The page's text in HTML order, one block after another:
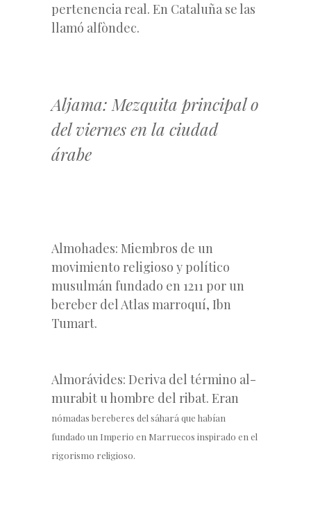
pertenencia real. En Cataluña se las
llamó alfòndec.
Aljama: Mezquita principal o
del viernes en la ciudad
árabe
Almohades: Miembros de un
movimiento religioso y político
musulmán fundado en 1211 por un
bereber del Atlas marroquí, Ibn
Tumart.
Almorávides: Deriva del término al-
murabit u hombre del ribat. Eran
nómadas bereberes del sáhará que habían
fundado un Imperio en Marruecos inspirado en el
rigorismo religioso.